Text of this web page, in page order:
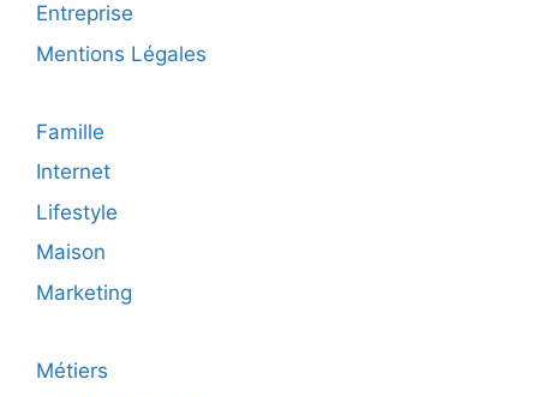
Entreprise
Mentions Légales
Famille
Internet
Lifestyle
Maison
Marketing
Métiers